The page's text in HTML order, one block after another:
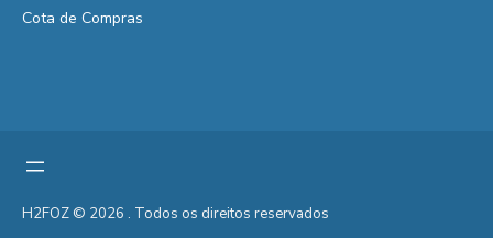
Cota de Compras
H2FOZ © 2026 . Todos os direitos reservados